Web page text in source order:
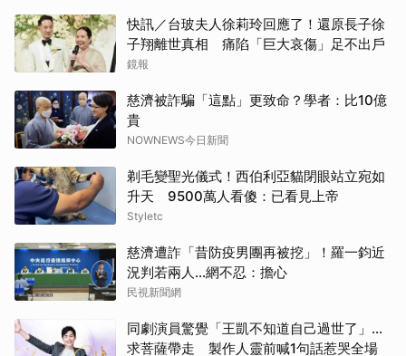
快訊／台玻夫人徐莉玲回應了！還原長子徐
子翔離世真相 痛陷「巨大哀傷」足不出戶
鏡報
慈濟被詐騙「這點」更致命？學者：比10億
貴
NOWNEWS今日新聞
剃毛變聖光儀式！西伯利亞貓閉眼站立宛如
升天 9500萬人看傻：已看見上帝
Styletc
慈濟遭詐「昔防疫男團再被挖」！羅一鈞近
況判若兩人…網不忍：擔心
民視新聞網
同劇演員驚覺「王凱不知道自己過世了」...
求菩薩帶走 製作人靈前喊1句話惹哭全場